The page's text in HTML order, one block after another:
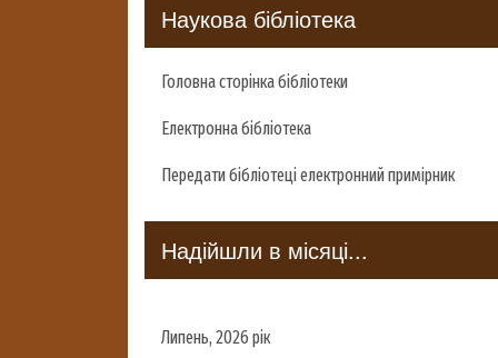
Наукова бібліотека
Головна сторінка бібліотеки
Електронна бібліотека
Передати бібліотеці електронний примірник
Надійшли в місяці...
Липень, 2026 рік